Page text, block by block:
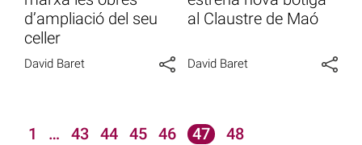
d’ampliació del seu
celler
David Baret
al Claustre de Maó
David Baret
1 … 43 44 45 46 47 48